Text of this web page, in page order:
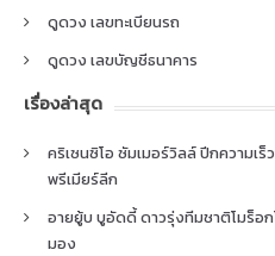
ดูดวง เลขทะเบียนรถ
ดูดวง เลขบัญชีธนาคาร
เรื่องล่าสุด
คริเซนซิโอ ซัมเมอร์วิลล์ ปีกความเ
พรีเมียร์ลีก
อายยู้บ บูอัดดี้ ดาวรุ่งทีมชาติโมร็อ
มอง